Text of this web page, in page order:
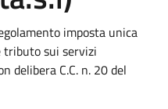
imposta unica
tributo sui servizi
delibera C.C. n. 20 del